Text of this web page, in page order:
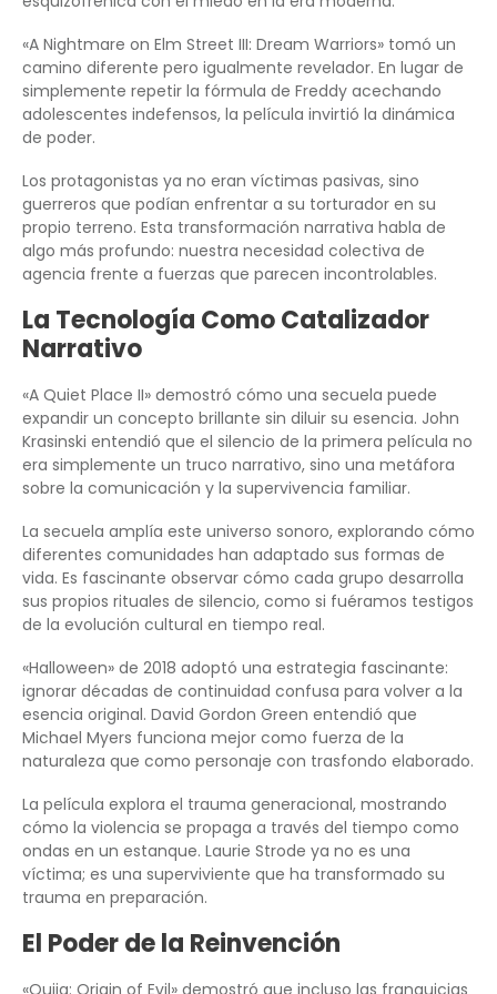
«A Nightmare on Elm Street III: Dream Warriors» tomó un
camino diferente pero igualmente revelador. En lugar de
simplemente repetir la fórmula de Freddy acechando
adolescentes indefensos, la película invirtió la dinámica
de poder.
Los protagonistas ya no eran víctimas pasivas, sino
guerreros que podían enfrentar a su torturador en su
propio terreno. Esta transformación narrativa habla de
algo más profundo: nuestra necesidad colectiva de
agencia frente a fuerzas que parecen incontrolables.
La Tecnología Como Catalizador
Narrativo
«A Quiet Place II» demostró cómo una secuela puede
expandir un concepto brillante sin diluir su esencia. John
Krasinski entendió que el silencio de la primera película no
era simplemente un truco narrativo, sino una metáfora
sobre la comunicación y la supervivencia familiar.
La secuela amplía este universo sonoro, explorando cómo
diferentes comunidades han adaptado sus formas de
vida. Es fascinante observar cómo cada grupo desarrolla
sus propios rituales de silencio, como si fuéramos testigos
de la evolución cultural en tiempo real.
«Halloween» de 2018 adoptó una estrategia fascinante:
ignorar décadas de continuidad confusa para volver a la
esencia original. David Gordon Green entendió que
Michael Myers funciona mejor como fuerza de la
naturaleza que como personaje con trasfondo elaborado.
La película explora el trauma generacional, mostrando
cómo la violencia se propaga a través del tiempo como
ondas en un estanque. Laurie Strode ya no es una
víctima; es una superviviente que ha transformado su
trauma en preparación.
El Poder de la Reinvención